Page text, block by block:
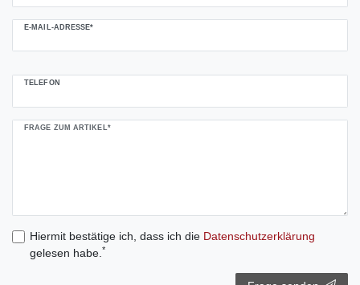
E-MAIL-ADRESSE*
TELEFON
FRAGE ZUM ARTIKEL*
Hiermit bestätige ich, dass ich die Daten­schutz­erklärung
gelesen habe. *